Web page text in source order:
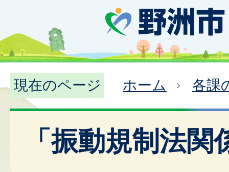
現在のページ ホーム 各課
「振動規制法関